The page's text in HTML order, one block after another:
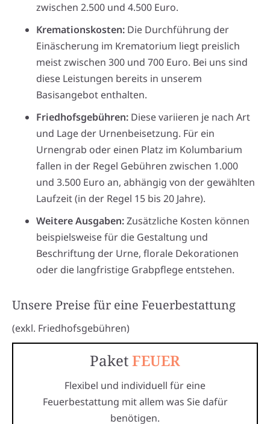
zwischen 2.500 und 4.500 Euro.
Kremationskosten: Die Durchführung der
Einäscherung im Krematorium liegt preislich
meist zwischen 300 und 700 Euro. Bei uns sind
diese Leistungen bereits in unserem
Basisangebot enthalten.
Friedhofsgebühren: Diese variieren je nach Art
und Lage der Urnenbeisetzung. Für ein
Urnengrab oder einen Platz im Kolumbarium
fallen in der Regel Gebühren zwischen 1.000
und 3.500 Euro an, abhängig von der gewählten
Laufzeit (in der Regel 15 bis 20 Jahre).
Weitere Ausgaben:Zusätzliche Kosten können
beispielsweise für die Gestaltung und
Beschriftung der Urne, florale Dekorationen
oder die langfristige Grabpflege entstehen.
Unsere Preise für eine Feuerbestattung
(exkl. Friedhofsgebühren)
PaketFEUER
Flexibel und individuell für eine
Feuerbestattung mit allem was Sie dafür
benötigen.